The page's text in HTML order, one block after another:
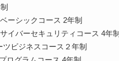
ーシックコース 2年制
イバーセキュリティコース 4年制
ビジネスコース２年制